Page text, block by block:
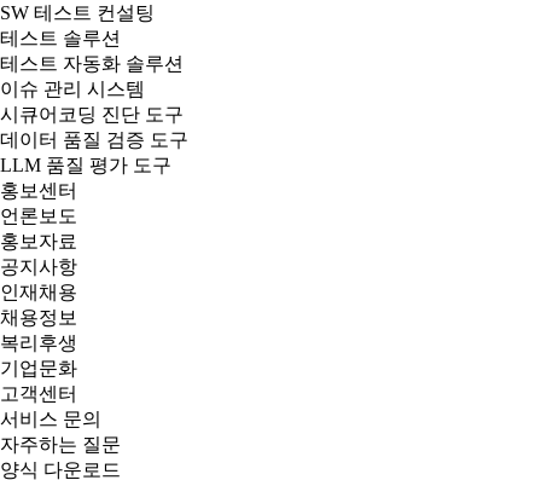
SW 테스트 컨설팅
테스트 솔루션
테스트 자동화 솔루션
이슈 관리 시스템
시큐어코딩 진단 도구
데이터 품질 검증 도구
LLM 품질 평가 도구
홍보센터
언론보도
홍보자료
공지사항
인재채용
채용정보
복리후생
기업문화
고객센터
서비스 문의
자주하는 질문
양식 다운로드